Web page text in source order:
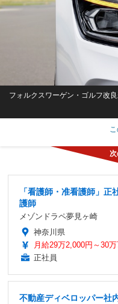
フォルクスワーゲン・ゴルフ改良
「看護師・准看護師」
護師
メゾンドラペ夢見ヶ崎
神奈川県
月給29万2,000円～30
正社員
不動産ディベロッパー社